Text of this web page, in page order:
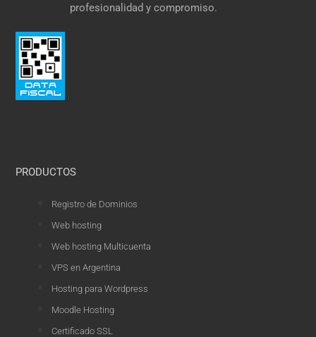
profesionalidad y compromiso.
PRODUCTOS
Registro de Dominios
Web hosting
Web hosting Multicuenta
VPS en Argentina
Hosting para Wordpress
Moodle Hosting
Certificado SSL